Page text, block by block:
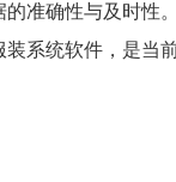
准确性与及时性
系统软件，是当